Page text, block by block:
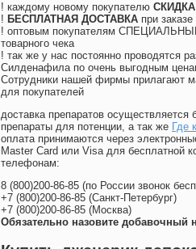
! каждому новому покупателю СКИДКА
! БЕСПЛАТНАЯ ДОСТАВКА при
! оптовым покупателям СПЕЦИАЛЬНЫЕ
товарного чека
! так же у нас постоянно проводятся
Силденафила по очень выгодным
Cотрудники нашей фирмы прилагают
для покупателей
доставка препаратов
препараты для потенции, а так же Где
оплата принимаются через
Master Card или Visa для бесплатной
телефонам:
8 (800)200-86-85 (по России звонок
+7 (800)200-86-85 (Санкт-Петербург)
+7 (800)200-86-85 (Москва)
Обязательно назовите добавочный